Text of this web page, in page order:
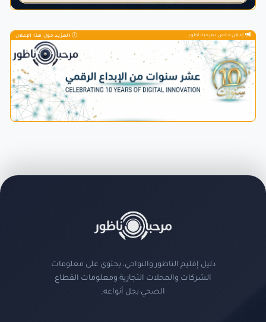
إعلان خاص بمرحباناظور المزيد حول هذا الإعلان
دليل إقليم الناظور والنواحي، يحتوي على معلومات
الشركات والمحلات التجارية ومعلومات القطاع
الصحي بجل أنواعه.